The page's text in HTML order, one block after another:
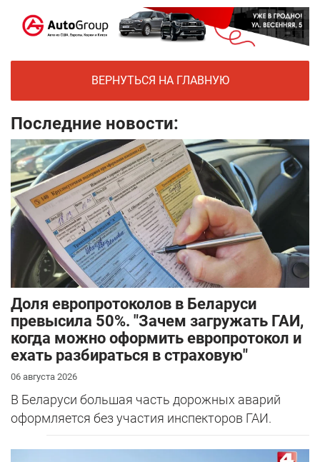
ВЕРНУТЬСЯ НА ГЛАВНУЮ
Последние новости:
Доля европротоколов в Беларуси
превысила 50%. "Зачем загружать ГАИ,
когда можно оформить европротокол и
ехать разбираться в страховую"
06 августа 2026
В Беларуси большая часть дорожных аварий
оформляется без участия инспекторов ГАИ.